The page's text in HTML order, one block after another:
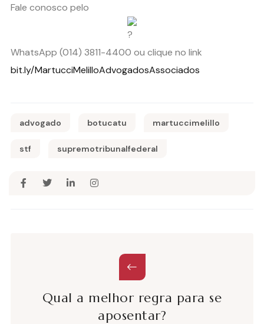
Fale conosco pelo
WhatsApp (014) 3811-4400 ou clique no link
bit.ly/MartucciMelilloAdvogadosAssociados
advogado botucatu martuccimelillo
stf supremotribunalfederal
Qual a melhor regra para se
aposentar?